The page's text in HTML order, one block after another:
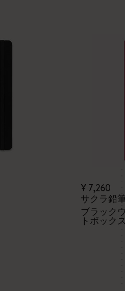
¥ 7,260
サクラ鉛
ブラック
トボック